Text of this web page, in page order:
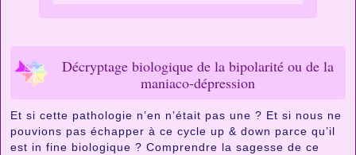
Décryptage biologique de la bipolarité ou de la
maniaco-dépression
Et si cette pathologie n’en n’était pas une ? Et si nous ne
pouvions pas échapper à ce cycle up & down parce qu’il
est in fine biologique ? Comprendre la sagesse de ce